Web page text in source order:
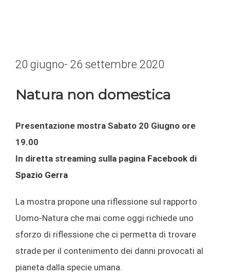
20 giugno- 26 settembre 2020
Natura non domestica
Presentazione mostra Sabato 20 Giugno ore
19.00
In diretta streaming sulla pagina Facebook di
Spazio Gerra
La mostra propone una riflessione sul rapporto
Uomo-Natura che mai come oggi richiede uno
sforzo di riflessione che ci permetta di trovare
strade per il contenimento dei danni provocati al
pianeta dalla specie umana.